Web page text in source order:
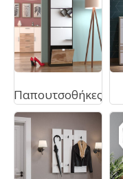
Παπουτσοθήκες